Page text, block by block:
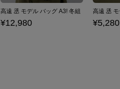
高遠 丞 モデル バッグ A3! 冬組
¥12,980 ¥5,280